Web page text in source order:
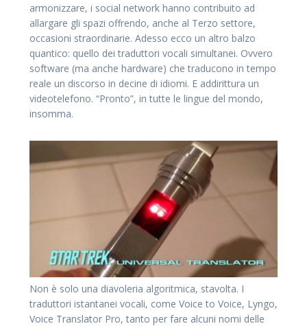
armonizzare, i social network hanno contribuito ad
allargare gli spazi offrendo, anche al Terzo settore,
occasioni straordinarie. Adesso ecco un altro balzo
quantico: quello dei traduttori vocali simultanei. Ovvero
software (ma anche hardware) che traducono in tempo
reale un discorso in decine di idiomi. E addirittura un
videotelefono. “Pronto”, in tutte le lingue del mondo,
insomma.
Non è solo una diavoleria algoritmica, stavolta. I
traduttori istantanei vocali, come Voice to Voice, Lyngo,
Voice Translator Pro, tanto per fare alcuni nomi delle